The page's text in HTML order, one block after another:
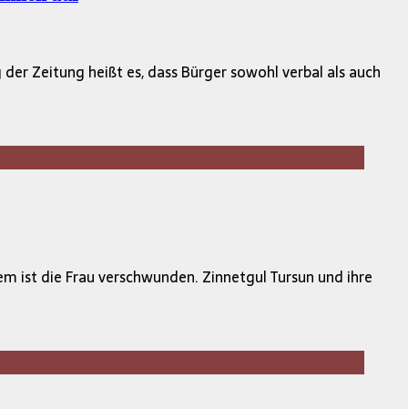
Zeitung heißt es, dass Bürger sowohl verbal als auch
ist die Frau verschwunden. Zinnetgul Tursun und ihre